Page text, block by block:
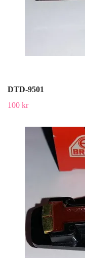
DTD-9501
100 kr